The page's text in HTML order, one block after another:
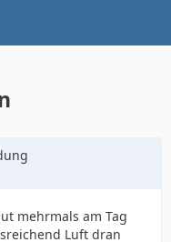
mehrmals am Tag
Luft dran